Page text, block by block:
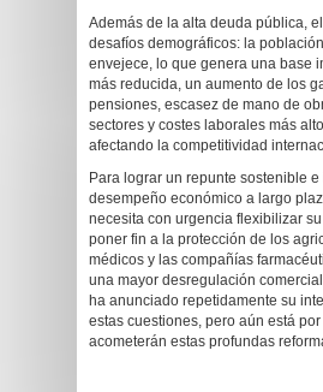
Además de la alta deuda pública,
desafíos demográficos: la
envejece, lo que genera una base
más reducida, un aumento de los
pensiones, escasez de mano de
sectores y costes laborales más
afectando la competitividad
Para lograr un repunte sostenible e
desempeño económico a largo
necesita con urgencia flexibilizar
poner fin a la protección de los
médicos y las compañías
una mayor desregulación
ha anunciado repetidamente su
estas cuestiones, pero aún está por
acometerán estas profundas